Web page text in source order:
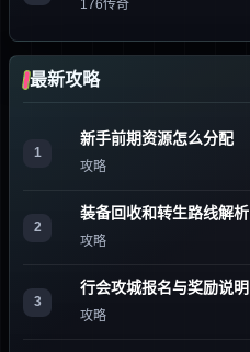
176传奇
最新攻略
1
新手前期资源怎么分配
攻略
2
装备回收和转生路线解析
攻略
3
行会攻城报名与奖励说明
攻略